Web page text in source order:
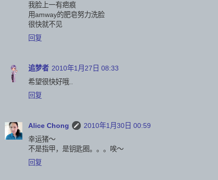
我脸上一有疤痕
用amway的肥皂努力洗脸
很快就不见
回复
追梦者 2010年1月27日 08:33
希望很快好哦..
回复
Alice Chong
2010年1月30日 00:59
幸运猪～
不是指甲，是钥匙圈。。。唉～
回复